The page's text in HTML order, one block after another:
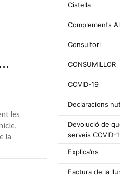
les
la
Cistella
Complements
Consultori
CONSUMILLOR
COVID-19
Declaracions
Devolució de
serveis COVID-
Explica’ns
Factura de la